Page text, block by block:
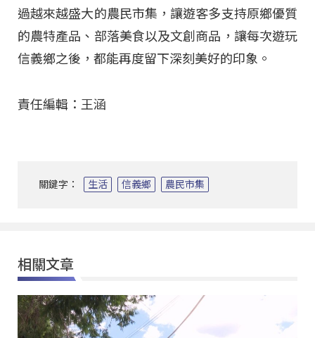
過越來越盛大的農民市集，讓遊客多支持原鄉優質
的農特產品、部落美食以及文創商品，讓每次遊玩
信義鄉之後，都能再度留下深刻美好的印象。
責任編輯：王涵
關鍵字： 生活 信義鄉 農民市集
相關文章